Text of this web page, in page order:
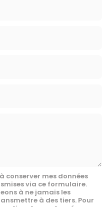
conserver mes données
via ce formulaire.
à ne jamais les
à des tiers. Pour